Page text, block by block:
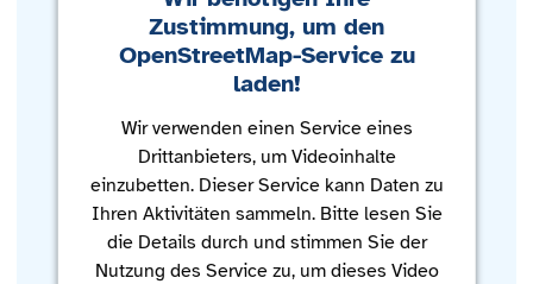
Zustimmung, um den
OpenStreetMap-Service zu
laden!
Wir verwenden einen Service eines
Drittanbieters, um Videoinhalte
einzubetten. Dieser Service kann Daten zu
Ihren Aktivitäten sammeln. Bitte lesen Sie
die Details durch und stimmen Sie der
Nutzung des Service zu, um dieses Video